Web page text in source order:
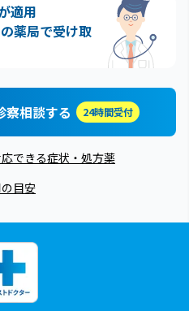
適用
薬局で受け取
察相談する 24時間受付
できる症状・処方薬
目安